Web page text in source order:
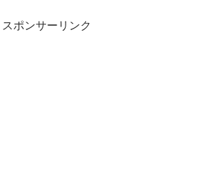
スポンサーリンク